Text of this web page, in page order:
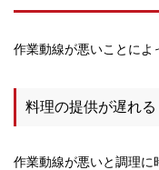
作業動線が悪いことによ
料理の提供が遅れる
作業動線が悪いと調理